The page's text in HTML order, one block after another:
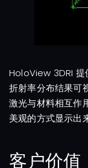
HoloView 3DRI 提
折射率分布结果可
激光与材料相互作
美观的方式显示出
客户价值